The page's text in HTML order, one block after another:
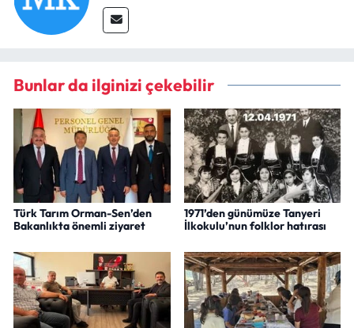
Bunlar da ilginizi çekebilir
Türk Tarım Orman-Sen’den
Bakanlıkta önemli ziyaret
1971’den günümüze Tanyeri
İlkokulu’nun folklor hatırası